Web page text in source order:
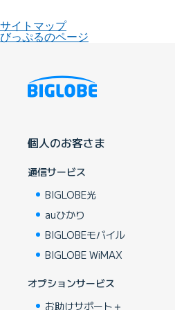
サイトマップ
びっぷるのページ
個人のお客さま
通信サービス
BIGLOBE光
auひかり
BIGLOBEモバイル
BIGLOBE WiMAX
オプションサービス
お助けサポート＋